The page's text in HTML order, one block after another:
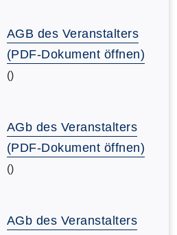
AGB des Veranstalters
(PDF-Dokument öffnen)
()
AGb des Veranstalters
(PDF-Dokument öffnen)
()
AGb des Veranstalters